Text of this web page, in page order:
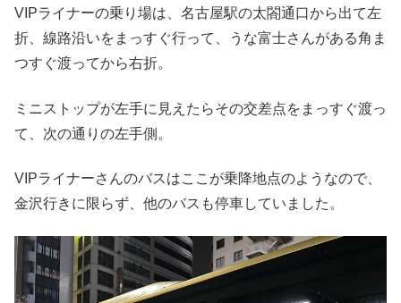
VIPライナーの乗り場は、名古屋駅の太閤通口から出て左
折、線路沿いをまっすぐ行って、うな富士さんがある角ま
つすぐ渡ってから右折。
ミニストップが左手に見えたらその交差点をまっすぐ渡っ
て、次の通りの左手側。
VIPライナーさんのバスはここが乗降地点のようなので、
金沢行きに限らず、他のバスも停車していました。